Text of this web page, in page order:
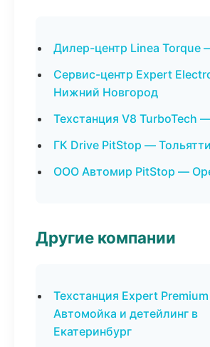
Дилер-центр Linea Torque
Сервис-центр Expert
Нижний Новгород
Техстанция V8 TurboTech
ГК Drive PitStop — Тольятти
ООО Автомир PitStop —
Другие компании
Техстанция Expert
Автомойка и детейлинг в
Екатеринбург